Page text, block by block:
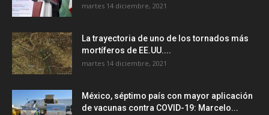
martes 14 diciembre, 2021
La trayectoria de uno de los tornados más
mortíferos de EE.UU....
martes 14 diciembre, 2021
México, séptimo país con mayor aplicación
de vacunas contra COVID-19: Marcelo...